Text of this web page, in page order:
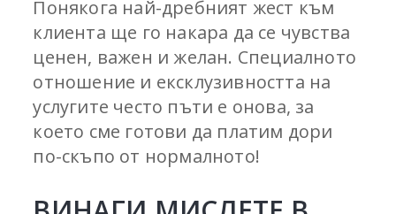
Понякога най-дребният жест към
клиента ще го накара да се чувства
ценен, важен и желан. Специалното
отношение и ексклузивността на
услугите често пъти е онова, за
което сме готови да платим дори
по-скъпо от нормалното!